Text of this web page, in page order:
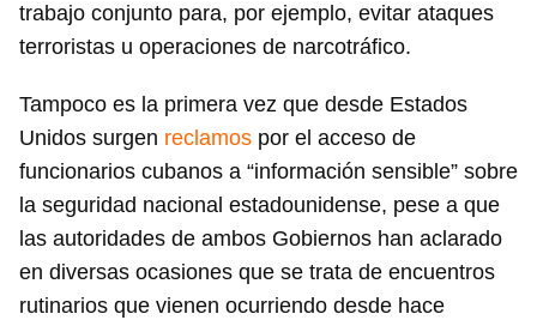
trabajo conjunto para, por ejemplo, evitar ataques
terroristas u operaciones de narcotráfico.
Tampoco es la primera vez que desde Estados
Unidos surgen reclamos por el acceso de
funcionarios cubanos a “información sensible” sobre
la seguridad nacional estadounidense, pese a que
las autoridades de ambos Gobiernos han aclarado
en diversas ocasiones que se trata de encuentros
rutinarios que vienen ocurriendo desde hace